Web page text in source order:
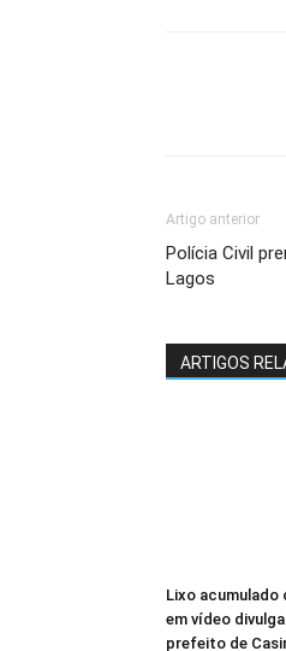
Artigo anterior
Polícia Civil
Lagos
ARTIGOS
Lixo acumulado
em vídeo
prefeito de